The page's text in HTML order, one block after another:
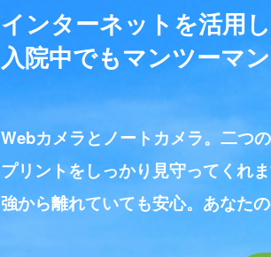
インターネットを活用
入院中でもマンツーマ
Webカメラとノートカメラ。二つ
プリントをしっかり見守ってくれ
強から離れていても安心。あなた